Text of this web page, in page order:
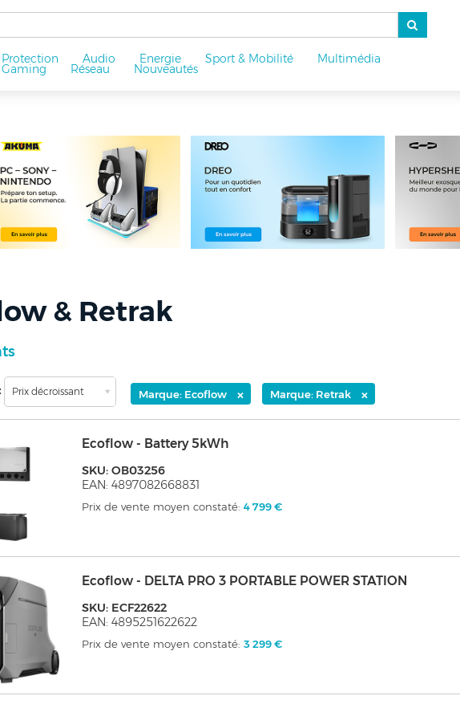
Protection Audio Energie Sport & Mobilité Multimédia
Gaming Réseau Nouveautés
& Retrak
Prix décroissant Marque: Ecoflow × Marque: Retrak ×
Ecoflow - Battery 5kWh
SKU: OB03256
EAN: 4897082668831
Prix de vente moyen constaté:4 799 €
Ecoflow - DELTA PRO 3 PORTABLE POWER STATION
SKU: ECF22622
EAN: 4895251622622
Prix de vente moyen constaté:3 299 €